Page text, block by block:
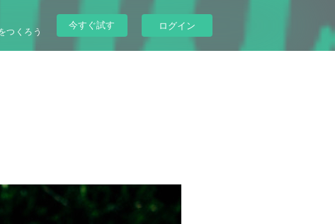
つくろう
今すぐ試す ログイン